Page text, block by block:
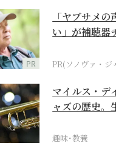
PR
「ヤブサメ
い」が補聴器
PR(ソノヴァ・
マイルス・デ
ャズの歴史。
趣味･教養